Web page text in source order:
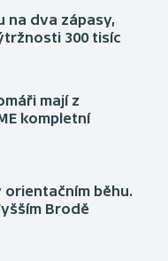
na dva zápasy,
300 tisíc
mají z
kompletní
orientačním běhu.
Brodě